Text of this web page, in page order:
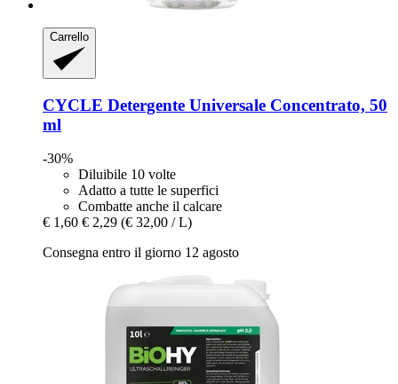
Carrello
CYCLE Detergente Universale Concentrato, 50
ml
-30%
Diluibile 10 volte
Adatto a tutte le superfici
Combatte anche il calcare
€ 1,60 € 2,29 (€ 32,00 / L)
Consegna entro il giorno 12 agosto